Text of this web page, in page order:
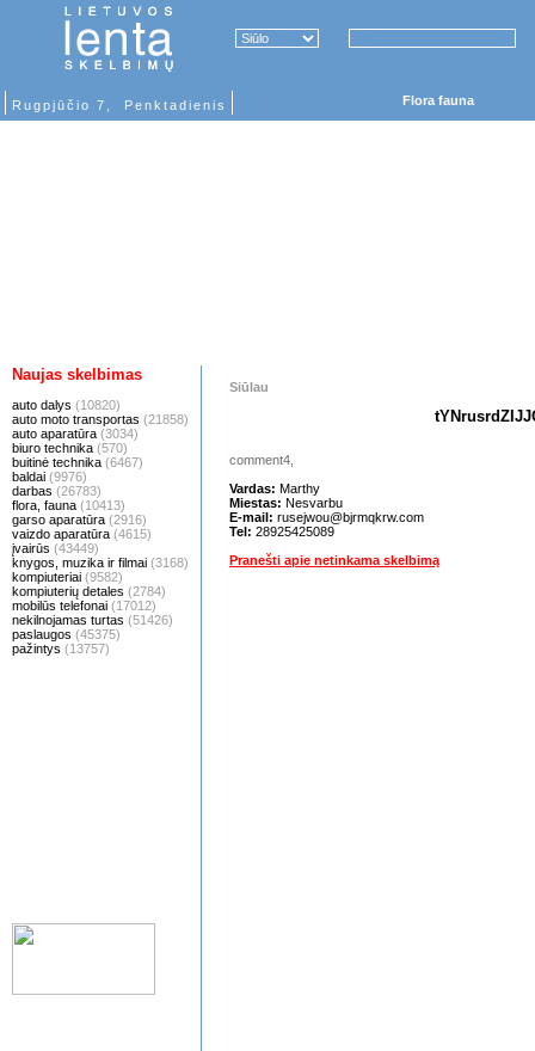
Rugpjūčio 7, Penktadienis Flora fauna
Naujas skelbimas
auto dalys (10820)
auto moto transportas (21858)
auto aparatūra (3034)
biuro technika (570)
buitinė technika (6467)
baldai (9976)
darbas (26783)
flora, fauna (10413)
garso aparatūra (2916)
vaizdo aparatūra (4615)
įvairūs (43449)
knygos, muzika ir filmai (3168)
kompiuteriai (9582)
kompiuterių detales (2784)
mobilūs telefonai (17012)
nekilnojamas turtas (51426)
paslaugos (45375)
pažintys (13757)
Siūlau
comment4,
Vardas: Marthy
Miestas: Nesvarbu
E-mail: rusejwou@bjrmqkrw.com
Tel: 28925425089
Pranešti apie netinkama skelbimą